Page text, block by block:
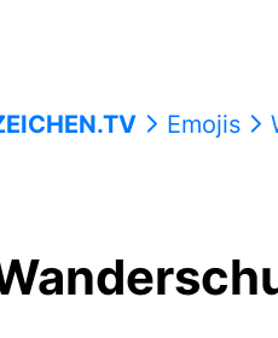
Emojis